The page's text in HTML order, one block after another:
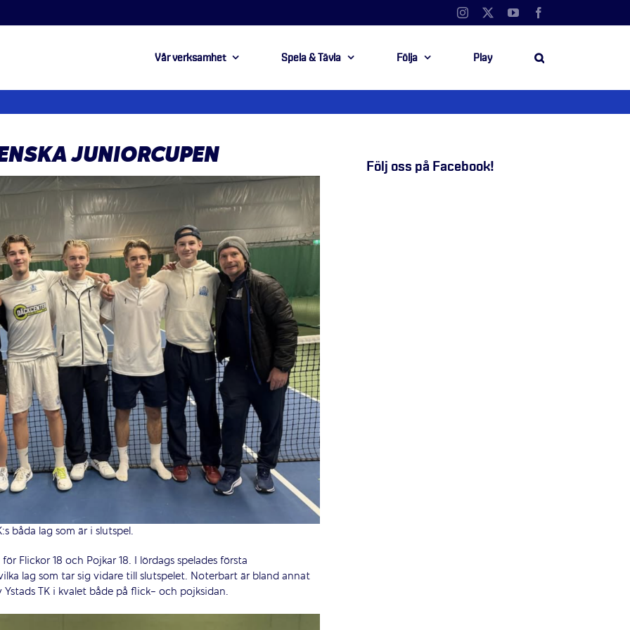
Instagram YouTube
Vår verksamhet Spela & Tävla Följa Play
JUNIORCUPEN
båda lag som är i slutspel.
Flickor 18 och Pojkar 18. I lördags spelades första
lag som tar sig vidare till slutspelet. Noterbart är bland annat
TK i kvalet både på flick- och pojksidan.
Följ oss på Facebook!